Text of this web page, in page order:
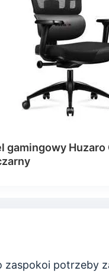
gamingowy Huzaro
potrzeby